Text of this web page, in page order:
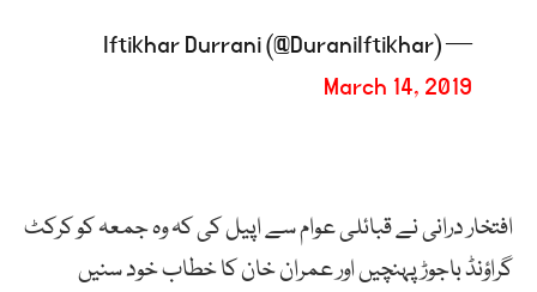
— Iftikhar Durrani (@DuraniIftikhar)
March 14, 2019
افتخار درانی نے قبائلی عوام سے اپیل کی کہ وہ جمعہ کو کرکٹ
گراؤنڈ باجوڑ پہنچیں اور عمران خان کا خطاب خود سنیں